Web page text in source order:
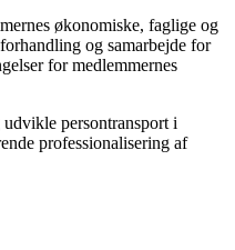
økonomiske, faglige og
og samarbejde for
for medlemmernes
persontransport i
professionalisering af